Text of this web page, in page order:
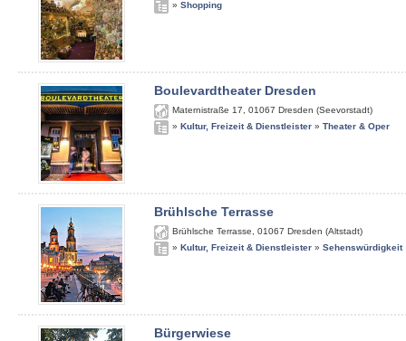
» Shopping
Boulevardtheater Dresden
Maternistraße 17 01067 Dresden (Seevorstadt)
» Kultur, Freizeit & Dienstleister » Theater & Oper
Brühlsche Terrasse
Brühlsche Terrasse 01067 Dresden (Altstadt)
» Kultur, Freizeit & Dienstleister » Sehenswürdigkeit
Bürgerwiese